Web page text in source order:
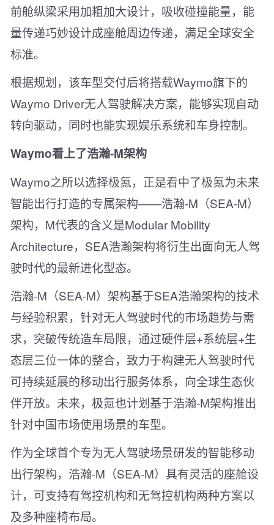
前舱纵梁采用加粗加大设计，吸收碰撞能量，能
量传递巧妙设计成座舱周边传递，满足全球安全
标准。
根据规划，该车型交付后将搭载Waymo旗下的
Waymo Driver无人驾驶解决方案，能够实现自动
转向驱动，同时也能实现娱乐系统和车身控制。
Waymo看上了浩瀚-M架构
Waymo之所以选择极氪，正是看中了极氪为未来
智能出行打造的专属架构——浩瀚-M（SEA-M）
架构，M代表的含义是Modular Mobility
Architecture，SEA浩瀚架构将衍生出面向无人驾
驶时代的最新进化型态。
浩瀚-M（SEA-M）架构基于SEA浩瀚架构的技术
与经验积累，针对无人驾驶时代的市场趋势与需
求，突破传统造车局限，通过硬件层+系统层+生
态层三位一体的整合，致力于构建无人驾驶时代
可持续延展的移动出行服务体系，向全球生态伙
伴开放。未来，极氪也计划基于浩瀚-M架构推出
针对中国市场使用场景的车型。
作为全球首个专为无人驾驶场景研发的智能移动
出行架构，浩瀚-M（SEA-M）具有灵活的座舱设
计，可支持有驾控机构和无驾控机构两种方案以
及多种座椅布局。